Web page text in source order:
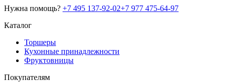
Нужна помощь? +7 495 137-92-02+7 977 475-64-97
Каталог
Торшеры
Кухонные принадлежности
Фруктовницы
Покупателям